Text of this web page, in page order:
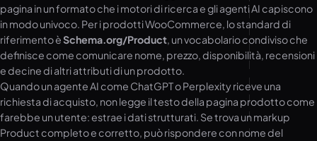
pagina in un formato che i motori di ricerca e gli agenti AI capiscono
in modo univoco. Per i prodotti WooCommerce, lo standard di
riferimento èSchema.org/Product, un vocabolario condiviso che
definisce come comunicare nome, prezzo, disponibilità, recensioni
e decine di altri attributi di un prodotto.
Quando un agente AI come ChatGPT o Perplexity riceve una
richiesta di acquisto, non legge il testo della pagina prodotto come
farebbe un utente: estrae i dati strutturati. Se trova un markup
Product completo e corretto, può rispondere con nome del